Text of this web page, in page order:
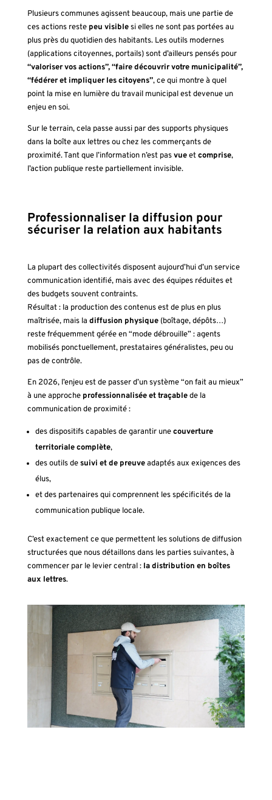
Plusieurs communes agissent beaucoup, mais une partie de
ces actions reste peu visiblesi elles ne sont pas portées au
plus près du quotidien des habitants. Les outils modernes
(applications citoyennes, portails) sont d’ailleurs pensés pour
“valoriser vos actions”, “faire découvrir votre municipalité”,
“fédérer et impliquer les citoyens”, ce qui montre à quel
point la mise en lumière du travail municipal est devenue un
enjeu en soi.
Sur le terrain, cela passe aussi par des supports physiques
dans la boîte aux lettres ou chez les commerçants de
proximité. Tant que l’information n’est pasvueetcomprise,
l’action publique reste partiellement invisible.
Professionnaliser la diffusion pour
sécuriser la relation aux habitants
La plupart des collectivités disposent aujourd’hui d’un service
communication identifié, mais avec des équipes réduites et
des budgets souvent contraints.
Résultat : la production des contenus est de plus en plus
maîtrisée, mais la diffusion physique(boîtage, dépôts…)
reste fréquemment gérée en “mode débrouille” : agents
mobilisés ponctuellement, prestataires généralistes, peu ou
pas de contrôle.
En 2026, l’enjeu est de passer d’un système “on fait au mieux”
à une approche professionnalisée et traçablede la
communication de proximité :
des dispositifs capables de garantir unecouverture
territoriale complète,
des outils desuivi et de preuveadaptés aux exigences des
élus,
et des partenaires qui comprennent les spécificités de la
communication publique locale.
C’est exactement ce que permettent les solutions de diffusion
structurées que nous détaillons dans les parties suivantes, à
commencer par le levier central : la distribution en boîtes
aux lettres.